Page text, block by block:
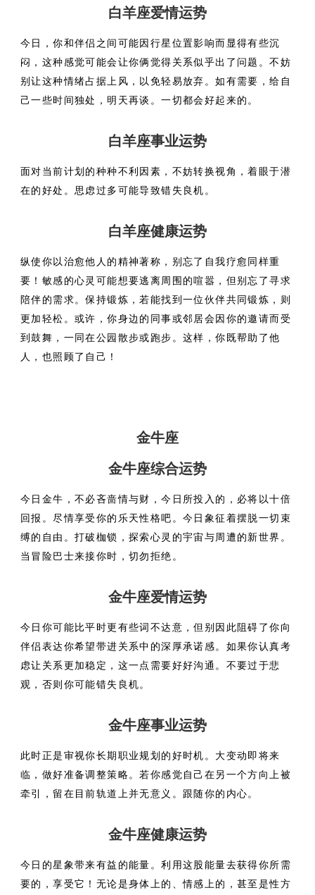
白羊座爱情运势
今日，你和伴侣之间可能因行星位置影响而显得有些沉
闷，这种感觉可能会让你俩觉得关系似乎出了问题。不妨
别让这种情绪占据上风，以免轻易放弃。如有需要，给自
己一些时间独处，明天再谈。一切都会好起来的。
白羊座事业运势
面对当前计划的种种不利因素，不妨转换视角，着眼于潜
在的好处。思虑过多可能导致错失良机。
白羊座健康运势
纵使你以治愈他人的精神著称，别忘了自我疗愈同样重
要！敏感的心灵可能想要逃离周围的喧嚣，但别忘了寻求
陪伴的需求。保持锻炼，若能找到一位伙伴共同锻炼，则
更加轻松。或许，你身边的同事或邻居会因你的邀请而受
到鼓舞，一同在公园散步或跑步。这样，你既帮助了他
人，也照顾了自己！
金牛座
金牛座综合运势
今日金牛，不必吝啬情与财，今日所投入的，必将以十倍
回报。尽情享受你的乐天性格吧。今日象征着摆脱一切束
缚的自由。打破枷锁，探索心灵的宇宙与周遭的新世界。
当冒险巴士来接你时，切勿拒绝。
金牛座爱情运势
今日你可能比平时更有些词不达意，但别因此阻碍了你向
伴侣表达你希望带进关系中的深厚承诺感。如果你认真考
虑让关系更加稳定，这一点需要好好沟通。不要过于悲
观，否则你可能错失良机。
金牛座事业运势
此时正是审视你长期职业规划的好时机。大变动即将来
临，做好准备调整策略。若你感觉自己在另一个方向上被
牵引，留在目前轨道上并无意义。跟随你的内心。
金牛座健康运势
今日的星象带来有益的能量。利用这股能量去获得你所需
要的，享受它！无论是身体上的、情感上的，甚至是性方